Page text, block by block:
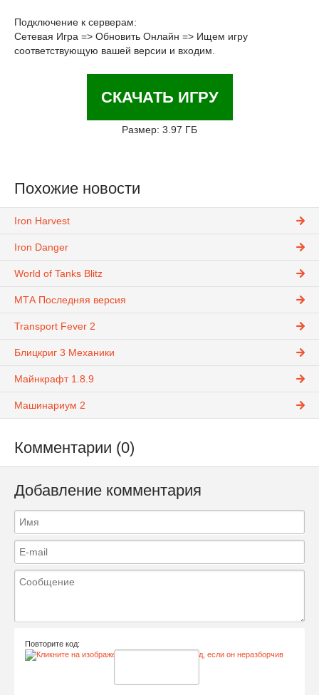
Подключение к серверам:
Сетевая Игра => Обновить Онлайн => Ищем игру
соответствующую вашей версии и входим.
СКАЧАТЬ ИГРУ
Размер: 3.97 ГБ
Похожие новости
Iron Harvest
Iron Danger
World of Tanks Blitz
МТА Последняя версия
Transport Fever 2
Блицкриг 3 Механики
Майнкрафт 1.8.9
Машинариум 2
Комментарии (0)
Добавление комментария
Повторите код: